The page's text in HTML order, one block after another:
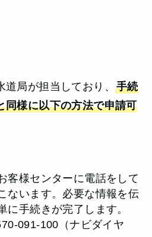
局が担当しており、 手続
同様に以下の方法で申請可
客様センターに電話をして
ないます。必要な情報を伝
に手続きが完了します。
091-100（ナビダイヤ